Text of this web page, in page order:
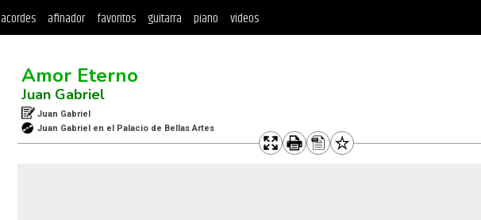
acordes afinador favoritos guitarra piano videos
Amor Eterno
Juan Gabriel
Juan Gabriel
Juan Gabriel en el Palacio de Bellas Artes